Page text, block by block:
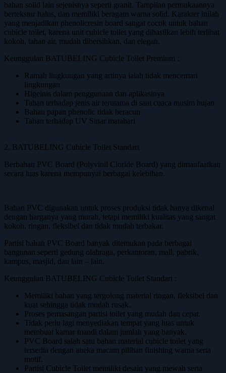
bahan solid lain sejenisnya seperti granit. Tampilan permukaannya
bertekstur halus, dan memiliki beragam warna solid. Karakter inilah
yang menjadikan phenolicresin board sangat cocok untuk bahan
cubicle toilet, karena unit cubicle toilet yang dihasilkan lebih terlihat
kokoh, tahan air, mudah dibersihkan, dan elegan.
Keunggulan BATUBELING Cubicle Toilet Premium :
Ramah lingkungan yang artinya ialah tidak mencemari
lingkungan
Higeinis dalam penggunaan dan aplikasinya
Tahan terhadap jenis air terutama di saat cuaca musim hujan
Bahan papan phenolic tidak beracun
Tahan terhadap UV Sinar matahari
2. BATUBELING Cubicle Toilet Standart
Berbahan PVC Board (Polyvinil Cloride Board) yang dimanfaatkan
secara luas karena mempunyai berbagai kelebihan.
Bahan PVC digunakan untuk proses produksi tidak hanya dikenal
dengan harganya yang murah, tetapi memiliki kualitas yang sangat
kokoh, ringan, fleksibel dan tidak mudah terbakar.
Partisi bahan PVC Board banyak ditemukan pada berbagai
bangunan seperti gedung olahraga, perkantoran, mall, pabrik,
kampus, masjid, dan lain – lain.
Keunggulan BATUBELING Cubicle Toilet Standart :
Memiliki bahan yang tergolong material ringan, fleksibel dan
kuat sehingga tidak mudah rusak.
Proses pemasangan partisi toilet yang mudah dan cepat.
Tidak perlu lagi menyediakan tempat yang luas untuk
membuat kamar mandi dalam jumlah yang banyak.
PVC Board salah satu bahan material cubicle toilet yang
tersedia dengan aneka macam pilihan finishing warna serta
motif.
Partisi Cubicle Toilet memiliki desain yang mewah serta